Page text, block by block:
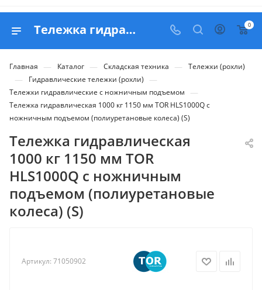
Тележка гидравлическая 1000 кг 1150 мм TOR HLS1000Q с ножничным подъемом (полиуретановые колеса) (S) - купить в Belapex 0
Главная — Каталог — Складская техника — Тележки (рохли)
— Гидравлические тележки (рохли) —
Тележки гидравлические с ножничным подъемом —
Тележка гидравлическая 1000 кг 1150 мм TOR HLS1000Q с
ножничным подъемом (полиуретановые колеса) (S)
Тележка гидравлическая
1000 кг 1150 мм TOR
HLS1000Q с ножничным
подъемом (полиуретановые
колеса) (S)
Артикул: 71050902